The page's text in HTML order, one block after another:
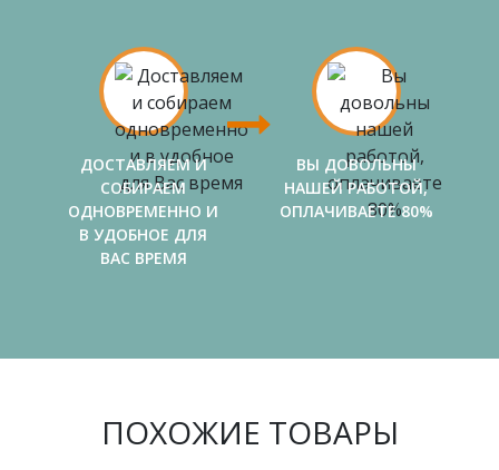
ДОСТАВЛЯЕМ И
СОБИРАЕМ
ОДНОВРЕМЕННО И
В УДОБНОЕ ДЛЯ
ВАС ВРЕМЯ
ВЫ ДОВОЛЬНЫ
НАШЕЙ РАБОТОЙ,
ОПЛАЧИВАЕТЕ 80%
ПОХОЖИЕ ТОВАРЫ